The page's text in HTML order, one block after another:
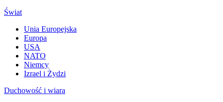
Świat
Unia Europejska
Europa
USA
NATO
Niemcy
Izrael i Żydzi
Duchowość i wiara